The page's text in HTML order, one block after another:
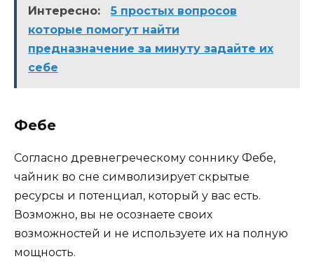
Интересно:
5 простых вопросов
которые помогут найти
предназначение за минуту задайте их
себе
Фебе
Согласно древнегреческому соннику Фебе,
чайник во сне символизирует скрытые
ресурсы и потенциал, который у вас есть.
Возможно, вы не осознаете своих
возможностей и не используете их на полную
мощность.